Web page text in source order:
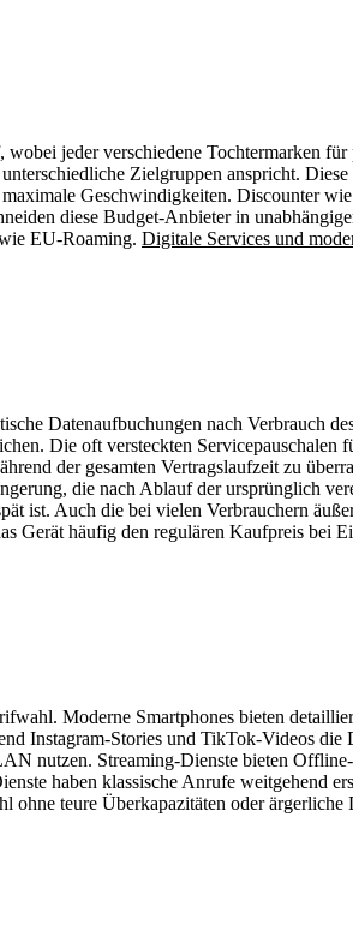
jeder verschiedene Tochtermarken
Zielgruppen anspricht.
Geschwindigkeiten. Discounter
diese Budget-Anbieter in
EU-Roaming. Digitale Services und
Datenaufbuchungen nach Verbrauch
Die oft versteckten
der gesamten Vertragslaufzeit zu
die nach Ablauf der ursprünglich
ist. Auch die bei vielen Verbrauchern
Gerät häufig den regulären Kaufpreis bei
Moderne Smartphones bieten
Instagram-Stories und TikTok-Videos die
nutzen. Streaming-Dienste bieten
haben klassische Anrufe weitgehend
ohne teure Überkapazitäten oder ärgerliche